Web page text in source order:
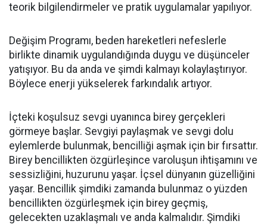
teorik bilgilendirmeler ve pratik uygulamalar yapılıyor.
Değişim Programı, beden hareketleri nefeslerle
birlikte dinamik uygulandığında duygu ve düşünceler
yatışıyor. Bu da anda ve şimdi kalmayı kolaylaştırıyor.
Böylece enerji yükselerek farkındalık artıyor.
İçteki koşulsuz sevgi uyanınca birey gerçekleri
görmeye başlar. Sevgiyi paylaşmak ve sevgi dolu
eylemlerde bulunmak, bencilliği aşmak için bir fırsattır.
Birey bencillikten özgürleşince varoluşun ihtişamını ve
sessizliğini, huzurunu yaşar. İçsel dünyanın güzelliğini
yaşar. Bencillik şimdiki zamanda bulunmaz o yüzden
bencillikten özgürleşmek için birey geçmiş,
gelecekten uzaklaşmalı ve anda kalmalıdır. Şimdiki